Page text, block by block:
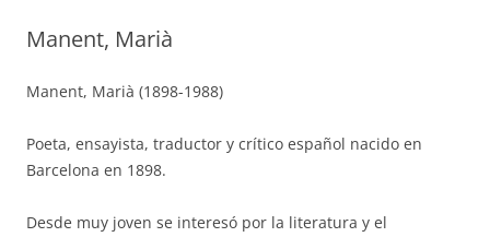
Manent, Marià
Manent, Marià (1898-1988)
Poeta, ensayista, traductor y crítico español nacido en
Barcelona en 1898.
Desde muy joven se interesó por la literatura y el